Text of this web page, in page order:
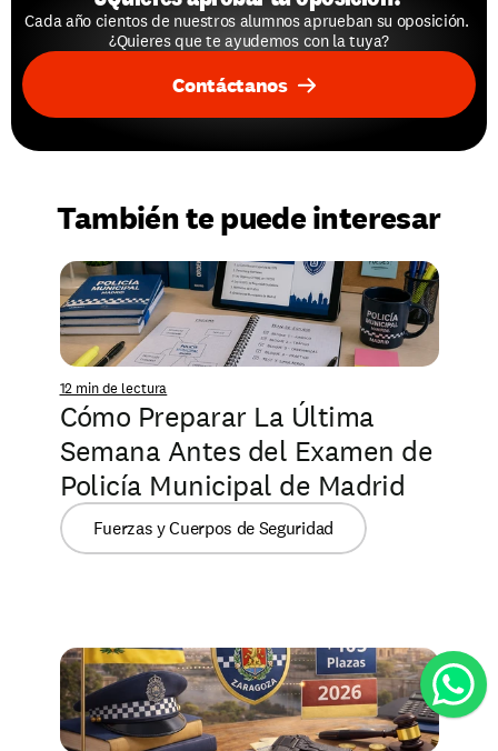
Cada año cientos de nuestros alumnos aprueban su oposición.
¿Quieres que te ayudemos con la tuya?
Contáctanos
También te puede interesar
12 min de lectura
Cómo Preparar La Última
Semana Antes del Examen de
Policía Municipal de Madrid
Fuerzas y Cuerpos de Seguridad